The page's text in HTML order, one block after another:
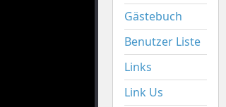
Gästebuch
Benutzer Liste
Links
Link Us